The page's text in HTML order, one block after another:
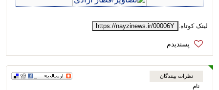
لینک کوتاه: https://nayzinews.ir/00006Y
نظرات بینندگان
نام